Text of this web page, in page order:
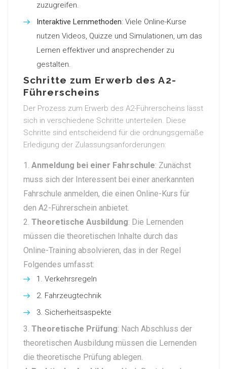
zuzugreifen.
Interaktive Lernmethoden: Viele Online-Kurse
nutzen Videos, Quizze und Simulationen, um das
Lernen effektiver und ansprechender zu
gestalten.
Schritte zum Erwerb des A2-
Führerscheins
Der Prozess zum Erwerb des A2-Führerscheins lässt
sich in verschiedene Schritte unterteilen. Diese
Schritte sind entscheidend für die ordnungsgemäße
Erledigung der Zulassungsanforderungen:
Anmeldung bei einer Fahrschule: Zunächst
muss sich der Interessent bei einer anerkannten
Fahrschule anmelden, die einen Online-Kurs für
den A2-Führerschein anbietet.
Theoretische Ausbildung: Die Lernenden
müssen die theoretischen Inhalte durch das
Online-Training absolvieren, das in der Regel
Folgendes umfasst:
Verkehrsregeln
Fahrzeugtechnik
Sicherheitsaspekte
Theoretische Prüfung: Nach Abschluss der
theoretischen Ausbildung müssen die Lernenden
die theoretische Prüfung ablegen.